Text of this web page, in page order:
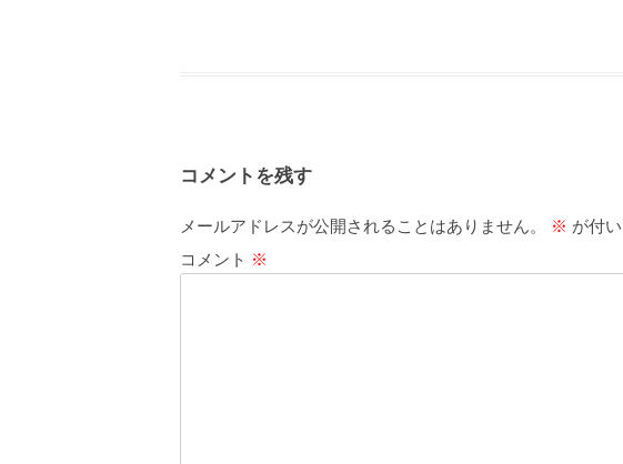
コメントを残す
メールアドレスが公開されることはありません。 ※ が付
コメント ※